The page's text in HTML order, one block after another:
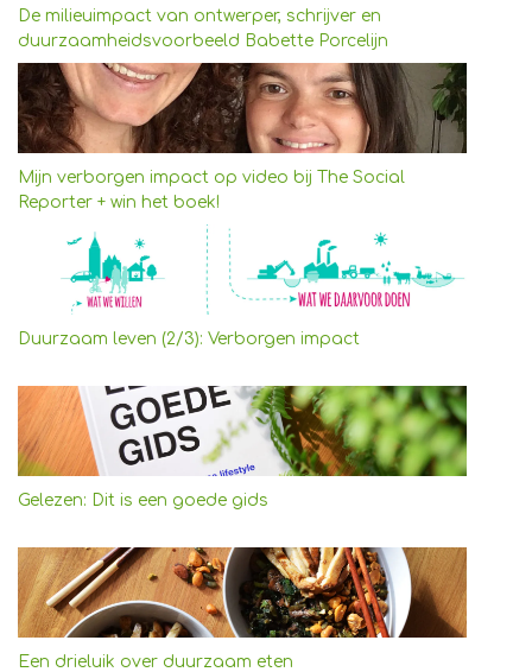
De milieuimpact van ontwerper, schrijver en
duurzaamheidsvoorbeeld Babette Porcelijn
Mijn verborgen impact op video bij The Social
Reporter + win het boek!
Duurzaam leven (2/3): Verborgen impact
Gelezen: Dit is een goede gids
Een drieluik over duurzaam eten